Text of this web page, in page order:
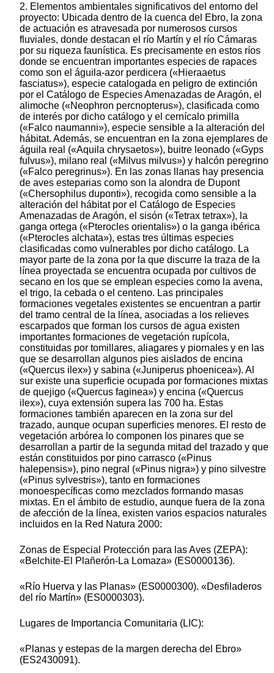
2. Elementos ambientales significativos del entorno del
proyecto: Ubicada dentro de la cuenca del Ebro, la zona
de actuación es atravesada por numerosos cursos
fluviales, donde destacan el río Martín y el río Cámaras
por su riqueza faunística. Es precisamente en estos ríos
donde se encuentran importantes especies de rapaces
como son el águila-azor perdicera («Hieraaetus
fasciatus»), especie catalogada en peligro de extinción
por el Catálogo de Especies Amenazadas de Aragón, el
alimoche («Neophron percnopterus»), clasificada como
de interés por dicho catálogo y el cernícalo primilla
(«Falco naumanni»), especie sensible a la alteración del
hábitat. Además, se encuentran en la zona ejemplares de
águila real («Aquila chrysaetos»), buitre leonado («Gyps
fulvus»), milano real («Milvus milvus») y halcón peregrino
(«Falco peregrinus»). En las zonas llanas hay presencia
de aves esteparias como son la alondra de Dupont
(«Chersophilus duponti»), recogida como sensible a la
alteración del hábitat por el Catálogo de Especies
Amenazadas de Aragón, el sisón («Tetrax tetrax»), la
ganga ortega («Pterocles orientalis») o la ganga ibérica
(«Pterocles alchata»), estas tres últimas especies
clasificadas como vulnerables por dicho catálogo. La
mayor parte de la zona por la que discurre la traza de la
línea proyectada se encuentra ocupada por cultivos de
secano en los que se emplean especies como la avena,
el trigo, la cebada o el centeno. Las principales
formaciones vegetales existentes se encuentran a partir
del tramo central de la línea, asociadas a los relieves
escarpados que forman los cursos de agua existen
importantes formaciones de vegetación rupícola,
constituidas por tomillares, aliagares y piornales y en las
que se desarrollan algunos pies aislados de encina
(«Quercus ilex») y sabina («Juniperus phoenicea»). Al
sur existe una superficie ocupada por formaciones mixtas
de quejigo («Quercus faginea») y encina («Quercus
ilex»), cuya extensión supera las 700 ha. Estas
formaciones también aparecen en la zona sur del
trazado, aunque ocupan superficies menores. El resto de
vegetación arbórea lo componen los pinares que se
desarrollan a partir de la segunda mitad del trazado y que
están constituidos por pino carrasco («Pinus
halepensis»), pino negral («Pinus nigra») y pino silvestre
(«Pinus sylvestris»), tanto en formaciones
monoespecíficas como mezclados formando masas
mixtas. En el ámbito de estudio, aunque fuera de la zona
de afección de la línea, existen varios espacios naturales
incluidos en la Red Natura 2000:
Zonas de Especial Protección para las Aves (ZEPA):
«Belchite-El Plañerón-La Lomaza» (ES0000136).
«Río Huerva y las Planas» (ES0000300). «Desfiladeros
del río Martín» (ES0000303).
Lugares de Importancia Comunitaria (LIC):
«Planas y estepas de la margen derecha del Ebro»
(ES2430091).